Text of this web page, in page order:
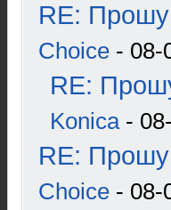
RE:
Choice - 08-
RE:
Konica-
RE:
Choice - 08-